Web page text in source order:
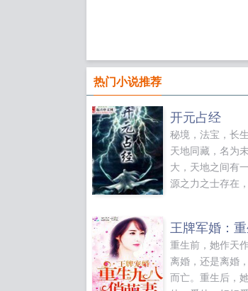
热门小说推荐
开元占经
秘境，法宝，长
天地同藏，名为
大，天地之间有
源之力之士存在
法光忽日月，迅
仪，吐纳大始，
自天地混沌以来
而出的浩然天...
王牌军婚：
重生前，她作天
离婚，还是离婚
而亡。重生后，